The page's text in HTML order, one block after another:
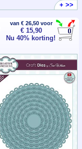
+ >>
van € 26,50 voor
€ 15,90
Nu 40% korting!